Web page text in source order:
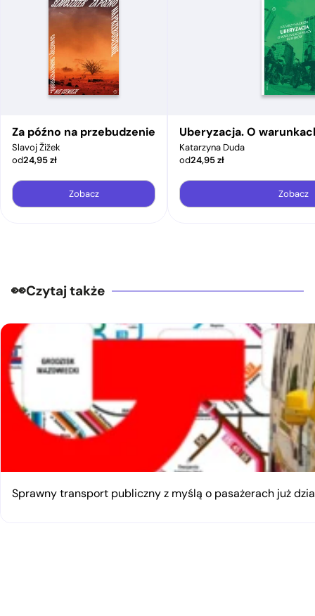
Za późno na przebudzenie
Slavoj Žižek
od24,95zł
Zobacz
Uberyzacja. O
Katarzyna Duda
od24,95zł
Zobacz
Czytaj także
Sprawny transport publiczny z myślą o pasażerach już